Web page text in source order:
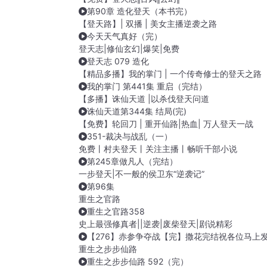
第90章 造化登天（本书完）
【登天路】| 双播 | 美女主播逆袭之路
今天天气真好（完）
登天志|修仙玄幻|爆笑|免费
登天志 079 造化
【精品多播】我的掌门 | 一个传奇修士的登天之路
我的掌门 第441集 重启（完结）
【多播】诛仙天道 |以杀伐登天问道
诛仙天道第344集 结局(完)
【免费】轮回刀 | 重开仙路|热血| 万人登天一战
351-裁决与战乱（一）
免费丨村夫登天丨关注主播丨畅听千部小说
第245章做凡人（完结）
一步登天|不一般的侯卫东“逆袭记”
第96集
重生之官路
重生之官路358
史上最强修真者||逆袭|废柴登天|剧说精彩
【276】赤参争夺战【完】撒花完结祝各位马上
重生之步步仙路
重生之步步仙路 592（完）